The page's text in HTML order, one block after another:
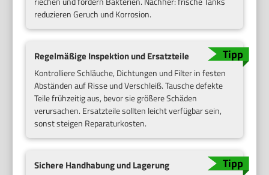
reduzieren Geruch und Korrosion.
Regelmäßige Inspektion und Ersatzteile
Kontrolliere Schläuche, Dichtungen und Filter in festen
Abständen auf Risse und Verschleiß. Tausche defekte
Teile frühzeitig aus, bevor sie größere Schäden
verursachen. Ersatzteile sollten leicht verfügbar sein,
sonst steigen Reparaturkosten.
Sichere Handhabung und Lagerung